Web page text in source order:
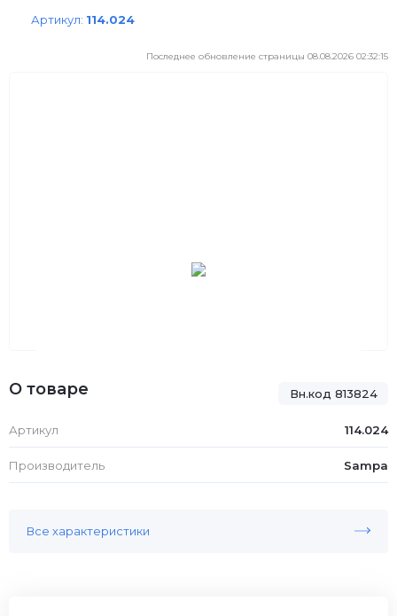
Артикул: 114.024
Последнее обновление страницы 08.08.2026 02:32:15
Вн.код 813824
О товаре
Артикул 114.024
Производитель Sampa
Все характеристики